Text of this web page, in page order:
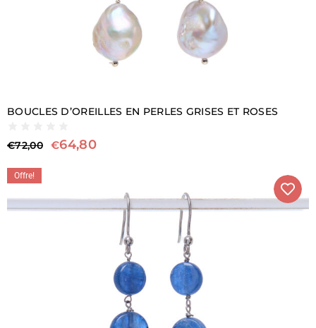
BOUCLES D’OREILLES EN PERLES GRISES ET ROSES
€72,00 €64,80
Offre!